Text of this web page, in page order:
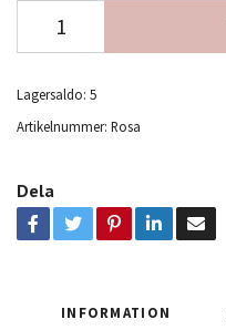
Lagersaldo: 5
Artikelnummer: Rosa
Dela
INFORMATION